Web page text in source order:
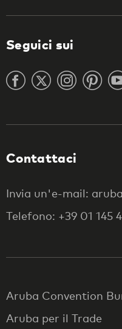
Seguici sui
Contattaci
Invia un'e-mail:
Telefono: +39 01 145
Aruba Convention
Aruba per il Trade